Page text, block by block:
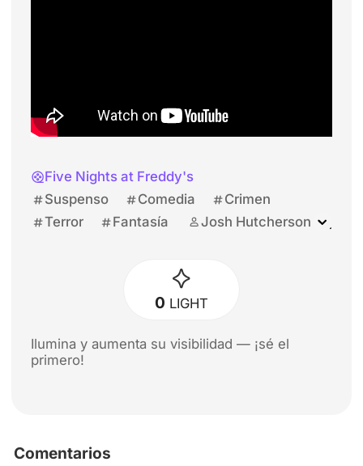
Five Nights at Freddy's
Suspenso
Comedia
Crimen
Terror
Fantasía
Josh Hutcherson
Mary Stuart Masterson
0 LIGHT
Ilumina y aumenta su visibilidad — ¡sé el
primero!
Comentarios